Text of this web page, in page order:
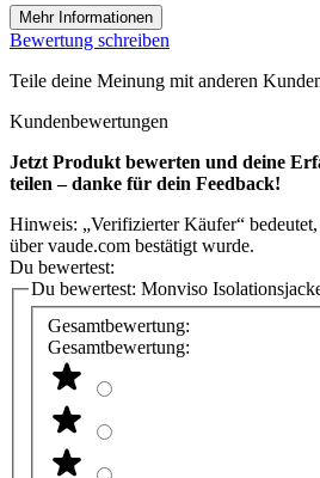
Mehr Informationen
Bewertung schreiben
Teile deine Meinung mit anderen
Kundenbewertungen
Jetzt Produkt bewerten und deine
teilen – danke für dein Feedback!
Hinweis: „Verifizierter Käufer“
über vaude.com bestätigt wurde.
Du bewertest:
Du bewertest: Monviso
Gesamtbewertung:
Gesamtbewertung: